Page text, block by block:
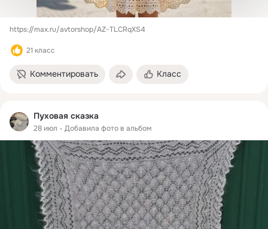
https://max.ru/avtorshop/AZ-TLCRqXS4
21 класс
Комментировать Класс
Пуховая сказка
28 июл Добавила фото в альбом